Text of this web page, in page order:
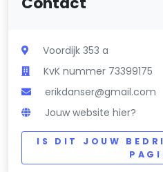
Voordijk 353 a
KvK nummer 73399175
erikdanser@gmail.com
Jouw website hier?
IS DIT JOUW